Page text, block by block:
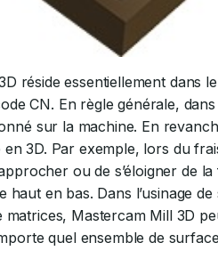
réside essentiellement dans
CN. En règle générale,
sur la machine. En
3D. Par exemple, lors du
ou de s’éloigner de
en bas. Dans l’usinage
Mastercam Mill 3D
quel ensemble de